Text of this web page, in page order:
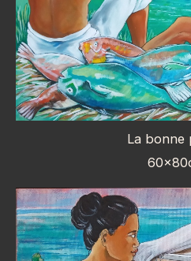
La bonne